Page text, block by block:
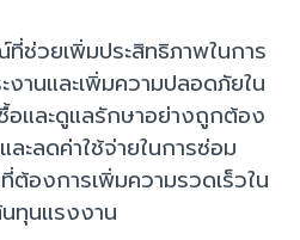
ช่วยเพิ่มประสิทธิภาพในการ
านและเพิ่มความปลอดภัยใน
อและดูแลรักษาอย่างถูกต้อง
ะลดค่าใช้จ่ายในการซ่อม
ต้องการเพิ่มความรวดเร็วใน
ทุนแรงงาน